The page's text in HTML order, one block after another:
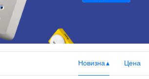
Новизна Цена